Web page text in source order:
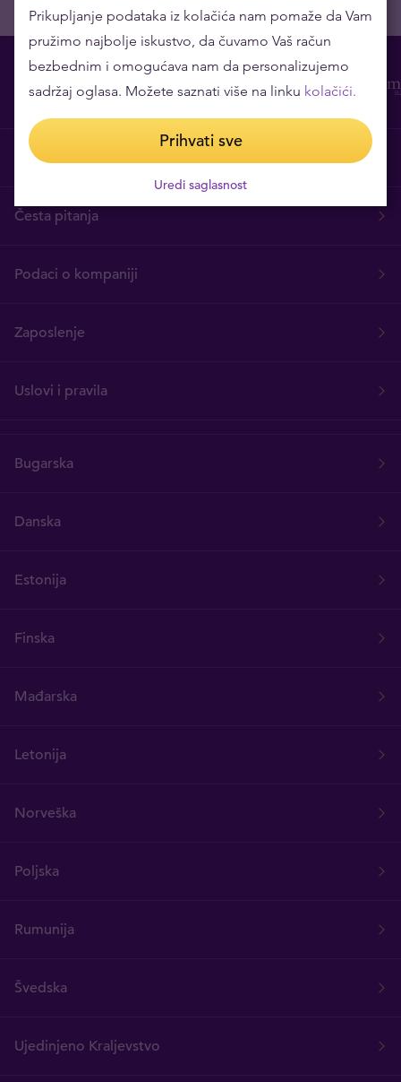
O nama
Česta pitanja
Podaci o kompaniji
Zaposlenje
Uslovi i pravila
Bugarska
Danska
Estonija
Finska
Mađarska
Letonija
Norveška
Poljska
Rumunija
Švedska
Ujedinjeno Kraljevstvo
Prikupljanje podataka iz kolačića nam pomaže da Vam
pružimo najbolje iskustvo, da čuvamo Vaš račun
bezbednim i omogućava nam da personalizujemo
sadržaj oglasa. Možete saznati više na linku kolačići.
Prihvati sve
Uredi saglasnost